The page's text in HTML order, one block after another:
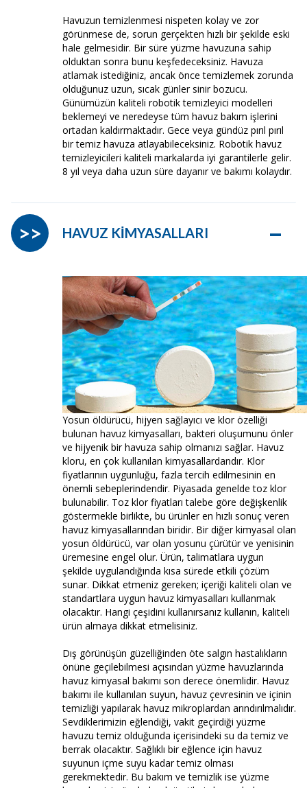
Havuzun temizlenmesi nispeten kolay ve zor
görünmese de, sorun gerçekten hızlı bir şekilde eski
hale gelmesidir. Bir süre yüzme havuzuna sahip
olduktan sonra bunu keşfedeceksiniz. Havuza
atlamak istediğiniz, ancak önce temizlemek zorunda
olduğunuz uzun, sıcak günler sinir bozucu.
Günümüzün kaliteli robotik temizleyici modelleri
beklemeyi ve neredeyse tüm havuz bakım işlerini
ortadan kaldırmaktadır. Gece veya gündüz pırıl pırıl
bir temiz havuza atlayabileceksiniz. Robotik havuz
temizleyicileri kaliteli markalarda iyi garantilerle gelir.
8 yıl veya daha uzun süre dayanır ve bakımı kolaydır.
HAVUZ KİMYASALLARI –
>>
Yosun öldürücü, hijyen sağlayıcı ve klor özelliği
bulunan havuz kimyasalları, bakteri oluşumunu önler
ve hijyenik bir havuza sahip olmanızı sağlar. Havuz
kloru, en çok kullanılan kimyasallardandır. Klor
fiyatlarının uygunluğu, fazla tercih edilmesinin en
önemli sebeplerindendir. Piyasada genelde toz klor
bulunabilir. Toz klor fiyatları talebe göre değişkenlik
göstermekle birlikte, bu ürünler en hızlı sonuç veren
havuz kimyasallarından biridir. Bir diğer kimyasal olan
yosun öldürücü, var olan yosunu çürütür ve yenisinin
üremesine engel olur. Ürün, talimatlara uygun
şekilde uygulandığında kısa sürede etkili çözüm
sunar. Dikkat etmeniz gereken; içeriği kaliteli olan ve
standartlara uygun havuz kimyasalları kullanmak
olacaktır. Hangi çeşidini kullanırsanız kullanın, kaliteli
ürün almaya dikkat etmelisiniz.
Dış görünüşün güzelliğinden öte salgın hastalıkların
önüne geçilebilmesi açısından yüzme havuzlarında
havuz kimyasal bakımı son derece önemlidir. Havuz
bakımı ile kullanılan suyun, havuz çevresinin ve içinin
temizliği yapılarak havuz mikroplardan arındırılmalıdır.
Sevdiklerimizin eğlendiği, vakit geçirdiği yüzme
havuzu temiz olduğunda içerisindeki su da temiz ve
berrak olacaktır. Sağlıklı bir eğlence için havuz
suyunun içme suyu kadar temiz olması
gerekmektedir. Bu bakım ve temizlik ise yüzme